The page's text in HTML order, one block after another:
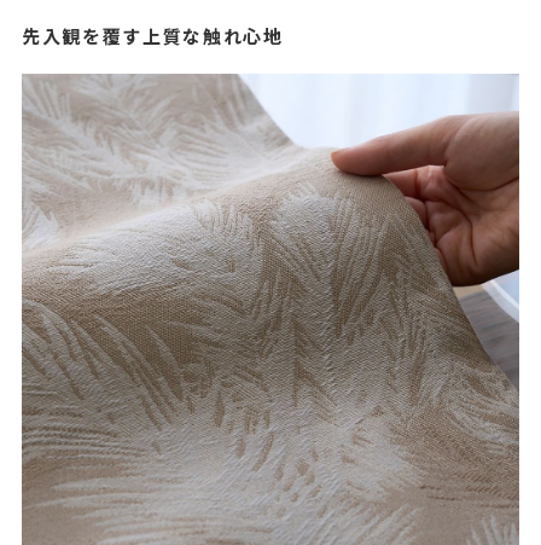
先入観を覆す上質な触れ心地